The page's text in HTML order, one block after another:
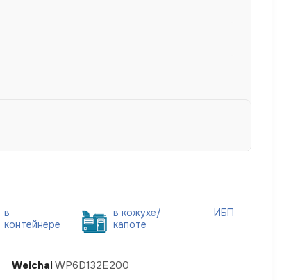
в
контейнере
в кожухе/
капоте
ИБП
Weichai WP6D132E200